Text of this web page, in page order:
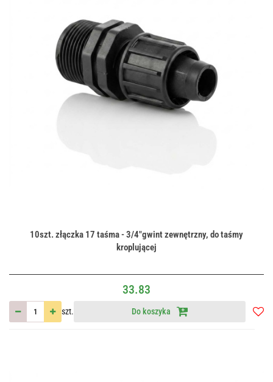
10szt. złączka 17 taśma - 3/4"gwint zewnętrzny, do taśmy
kroplującej
33.83
szt. Do koszyka